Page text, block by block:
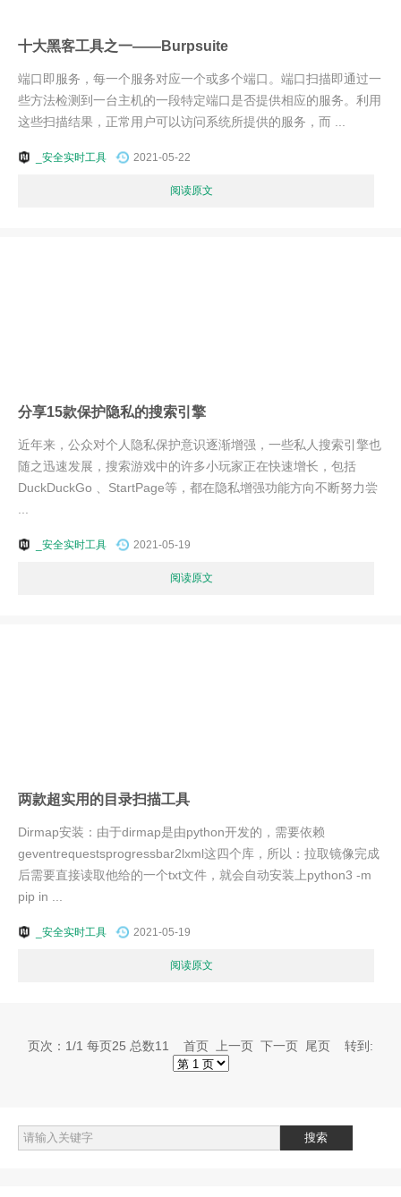
十大黑客工具之一——Burpsuite
端口即服务，每一个服务对应一个或多个端口。端口扫描即通过一
些方法检测到一台主机的一段特定端口是否提供相应的服务。利用
这些扫描结果，正常用户可以访问系统所提供的服务，而 ...
_安全实时工具 2021-05-22
阅读原文
分享15款保护隐私的搜索引擎
近年来，公众对个人隐私保护意识逐渐增强，一些私人搜索引擎也
随之迅速发展，搜索游戏中的许多小玩家正在快速增长，包括
DuckDuckGo 、StartPage等，都在隐私增强功能方向不断努力尝
_安全实时工具 2021-05-19
阅读原文
两款超实用的目录扫描工具
Dirmap安装：由于dirmap是由python开发的，需要依赖
geventrequestsprogressbar2lxml这四个库，所以：拉取镜像完成
后需要直接读取他给的一个txt文件，就会自动安装上python3 -m
pip in ...
_安全实时工具 2021-05-19
阅读原文
页次：1/1 每页25 总数11 首页 上一页 下一页 尾页 转到: